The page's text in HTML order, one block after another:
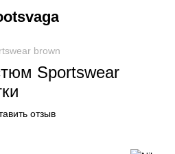
brown
Sportswear
отзыв